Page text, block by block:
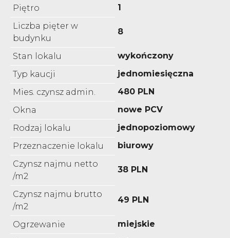
Piętro
1
Liczba pięter w
budynku
8
Stan lokalu
wykończony
Typ kaucji
jednomiesięczna
Mies. czynsz admin.
480 PLN
Okna
nowe PCV
Rodzaj lokalu
jednopoziomowy
Przeznaczenie lokalu
biurowy
Czynsz najmu netto
/m2
38 PLN
Czynsz najmu brutto
/m2
49 PLN
Ogrzewanie
miejskie